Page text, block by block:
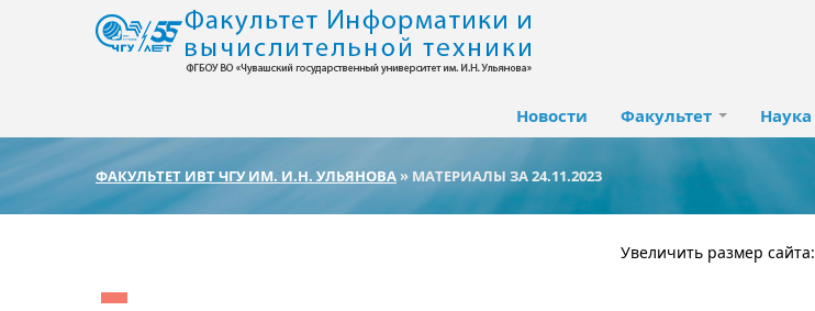
Новости Факультет Наука
ФАКУЛЬТЕТ ИВТ ЧГУ ИМ. И.Н. УЛЬЯНОВА» МАТЕРИАЛЫ ЗА 24.11.2023
Увеличить размер сайта: